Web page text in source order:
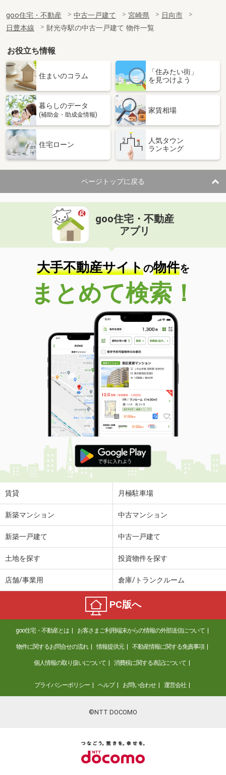
goo住宅・不動産 中古一戸建て 宮崎県
日向市
日豊本線
財光寺駅の中古一戸建て 物件一覧
お役立ち情報
住まいのコラム
「住みたい街」
を見つけよう
暮らしのデータ
(補助金・助成金情報)
家賃相場
住宅ローン
人気タウン
ランキング
ページトップに戻る
goo住宅・不動産
アプリ
大手不動産サイトの物件を
まとめて検索！
賃貸 月極駐車場
新築マンション 中古マンション
新築一戸建て 中古一戸建て
土地を探す 投資物件を探す
店舗/事業用 倉庫/トランクルーム
PC版へ
goo住宅・不動産とは お客さまご利用端末からの情報の外部送信について
物件に関するお問合せの流れ 情報提供元 不動産情報に関する免責事項
個人情報の取り扱いについて 消費税に関する表記について
プライバシーポリシー ヘルプ お問い合わせ 運営会社
©NTT DOCOMO